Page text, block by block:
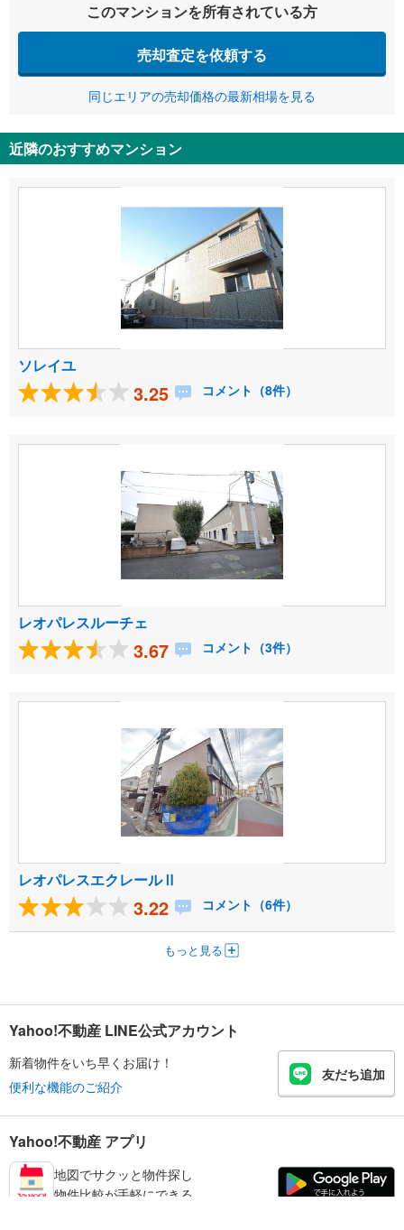
このマンションを所有されている方
売却査定を依頼する
同じエリアの売却価格の最新相場を見る
近隣のおすすめマンション
ソレイユ
3.25 コメント（8件）
レオパレスルーチェ
3.67 コメント（3件）
レオパレスエクレールⅡ
3.22 コメント（6件）
もっと見る
Yahoo!不動産 LINE公式アカウント
新着物件をいち早くお届け！
便利な機能のご紹介
友だち追加
Yahoo!不動産 アプリ
地図でサクッと物件探し
物件比較が手軽にできる